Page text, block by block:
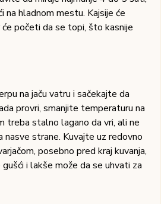
na hladnom mestu. Kajsije će
početi da se topi, što kasnije
na jaču vatru i sačekajte da
provri, smanjite temperaturu na
treba stalno lagano da vri, ali ne
nasve strane. Kuvajte uz redovno
posebno pred kraj kuvanja,
i lakše može da se uhvati za